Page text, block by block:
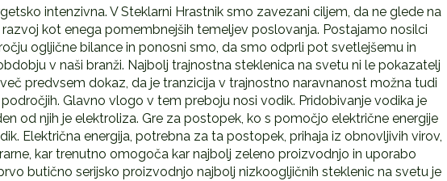
intenzivna. V Steklarni Hrastnik smo zavezani ciljem, da ne glede na
kot enega pomembnejših temeljev poslovanja. Postajamo nosilci
ogljične bilance in ponosni smo, da smo odprli pot svetlejšemu in
v naši branži. Najbolj trajnostna steklenica na svetu ni le pokazatelj
predvsem dokaz, da je tranzicija v trajnostno naravnanost možna tudi
Glavno vlogo v tem preboju nosi vodik. Pridobivanje vodika je
od njih je elektroliza. Gre za postopek, ko s pomočjo električne energije
Električna energija, potrebna za ta postopek, prihaja iz obnovljivih virov,
kar trenutno omogoča kar najbolj zeleno proizvodnjo in uporabo
butično serijsko proizvodnjo najbolj nizkoogljičnih steklenic na svetu je